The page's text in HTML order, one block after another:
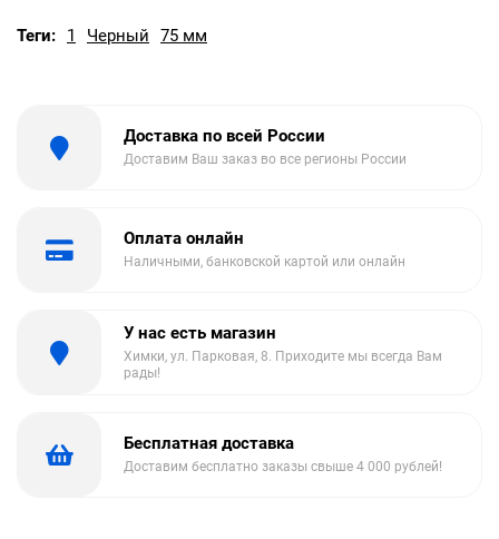
Теги: 1 Черный 75 мм
Доставка по всей России
Доставим Ваш заказ во все регионы России
Оплата онлайн
Наличными, банковской картой или онлайн
У нас есть магазин
Химки, ул. Парковая, 8. Приходите мы всегда Вам
рады!
Бесплатная доставка
Доставим бесплатно заказы свыше 4 000 рублей!